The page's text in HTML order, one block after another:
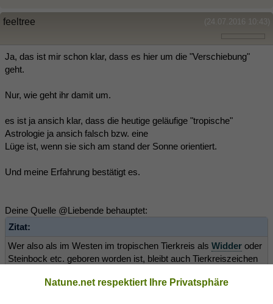
(24.07.2016 10:43)
feeltree
Ja, das ist mir schon klar, dass es hier um die "Verschiebung"
geht.
Nur, wie geht ihr damit um.
es ist ja ansich klar, dass die heutige geläufige "tropische"
Astrologie ja ansich falsch bzw. eine
Lüge ist, wenn sie sich am stand der Sonne orientiert.
Und meine Erfahrung bestätigt es.
Deine Quelle @Liebende behauptet:
Zitat:
Wer also als im Westen im tropischen Tierkreis als Widder oder
Steinbock etc. geboren worden ist, bleibt auch Tierkreiszeichen
nichts, weder verschiebt sich sein Sternzeichen, noch gibt es
Natune.net respektiert Ihre Privatsphäre